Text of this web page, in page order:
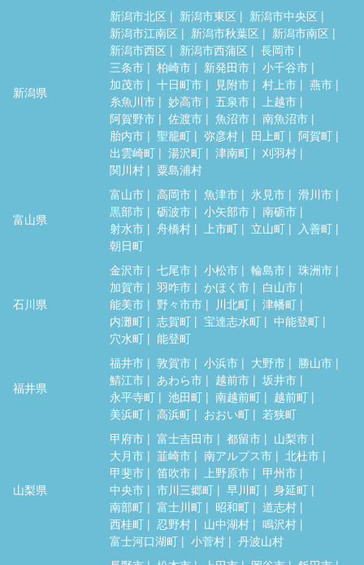
新潟県
新潟市北区 新潟市東区
新潟市中央区
新潟市江南区
新潟市秋葉区
新潟市南区
新潟市西区
新潟市西蒲区
長岡市
三条市
柏崎市 新発田市
小千谷市
加茂市
十日町市 見附市 村上市
燕市
糸魚川市
妙高市 五泉市
上越市
阿賀野市
佐渡市 魚沼市
南魚沼市
胎内市
聖籠町 弥彦村 田上町
阿賀町
出雲崎町
湯沢町 津南町
刈羽村
関川村
粟島浦村
富山県
富山市 高岡市 魚津市 氷見市
滑川市
黒部市
砺波市 小矢部市
南砺市
射水市
舟橋村 上市町 立山町
入善町
朝日町
石川県
金沢市 七尾市 小松市 輪島市
珠洲市
加賀市
羽咋市 かほく市
白山市
能美市
野々市市 川北町
津幡町
内灘町
志賀町 宝達志水町
中能登町
穴水町
能登町
福井県
福井市 敦賀市 小浜市 大野市
勝山市
鯖江市
あわら市 越前市
坂井市
永平寺町
池田町 南越前町
越前町
美浜町
高浜町 おおい町 若狭町
山梨県
甲府市 富士吉田市 都留市
山梨市
大月市
韮崎市 南アルプス市
北杜市
甲斐市
笛吹市 上野原市
甲州市
中央市
市川三郷町 早川町
身延町
南部町
富士川町 昭和町
道志村
西桂町
忍野村 山中湖村
鳴沢村
富士河口湖町
小菅村 丹波山村